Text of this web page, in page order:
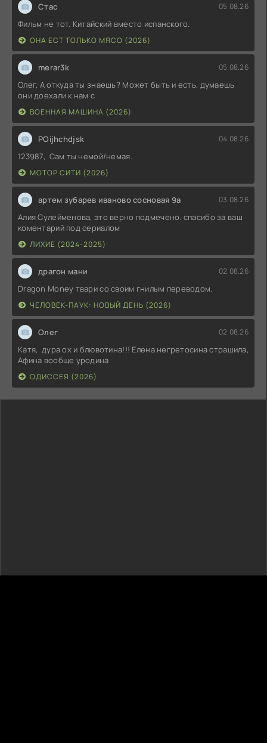
Стас 05.08.26
Фильм не тот. Китайский вместо испанского.
ОНА ЕСТ ТОЛЬКО МЯСО (2026)
merar3k 05.08.26
Олег, А откуда ты знаешь? Может быть и есть, думаешь
они доехали к нам с
ВОЕННАЯ МАШИНА (2026)
POijhchdjsk 04.08.26
123987, Сам ты немой/немая.
МОТОР СИТИ (2026)
артем зубарев иваново сосновая 9а 03.08.26
Алия Сулейменова, это верно подмечено. спасибо за ваш
коментарий под сериалом
ЛИХИЕ (2024-2025)
драгон мани 02.08.26
Dragon Money твари со своим гнилым переводом.
ЧЕЛОВЕК-ПАУК: НОВЫЙ ДЕНЬ (2026)
Олег 02.08.26
Катя, дура ох и блювотина!!! Елена негретосина страшила,
Афина вообще уродина
ОДИССЕЯ (2026)